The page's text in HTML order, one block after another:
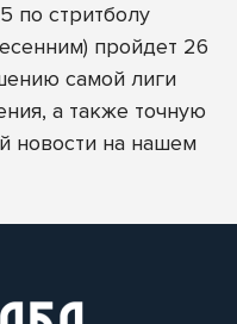
по стритболу
пройдет 26
самой лиги
а также точную
новости на нашем